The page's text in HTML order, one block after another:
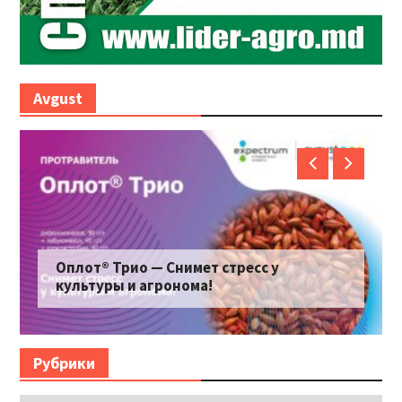
Avgust
Оплот® Трио — Снимет стресс у
культуры и агронома!
Рубрики